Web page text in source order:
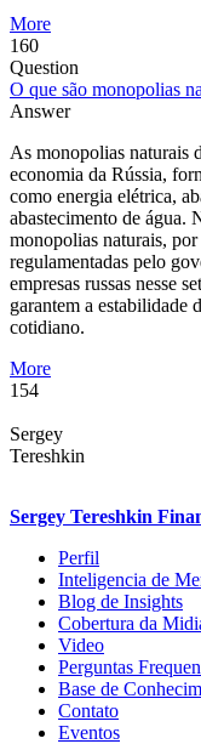
More
160
Question
O que são monopolias
Answer
As monopolias naturais
economia da Rússia,
como energia elétrica,
abastecimento de água.
monopolias naturais, por
regulamentadas pelo
empresas russas nesse
garantem a estabilidade
cotidiano.
More
154
Sergey
Tereshkin
Sergey Tereshkin
Perfil
Inteligencia de
Blog de Insights
Cobertura da
Video
Perguntas
Base de
Contato
Eventos